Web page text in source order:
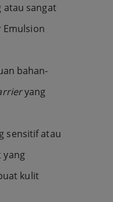
sangat
bahan-
yang
sensitif atau
yang
kulit